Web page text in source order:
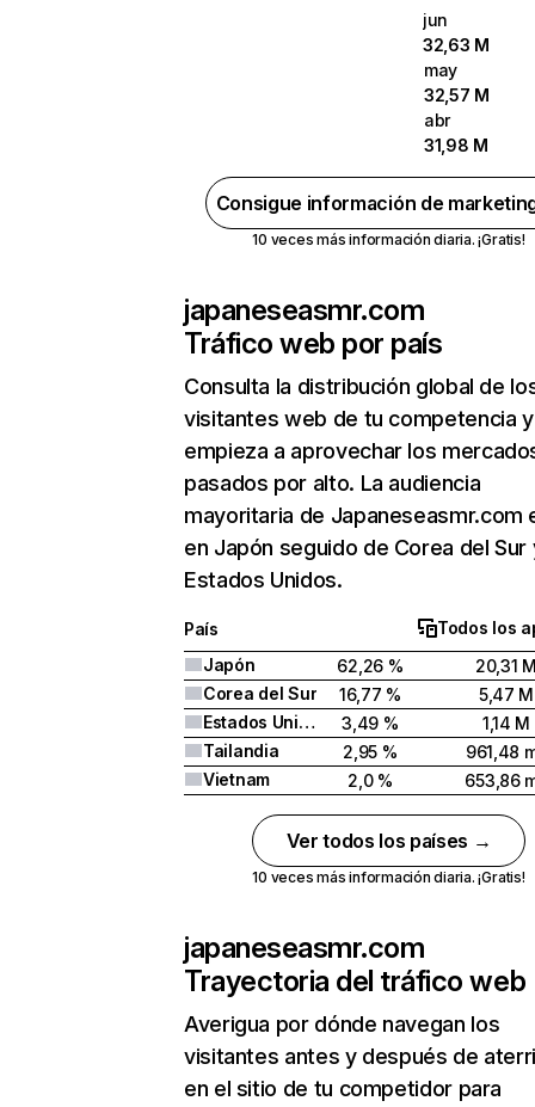
jun
32,63 M
may
32,57 M
abr
31,98 M
Consigue información de
10 veces más información diaria. ¡Gratis!
japaneseasmr.com
Tráfico web por país
Consulta la distribución global de
visitantes web de tu competencia y
empieza a aprovechar los
pasados por alto. La audiencia
mayoritaria de Japaneseasmr.com
en Japón seguido de Corea del Sur
Estados Unidos.
País
Todos los
Japón
62,26 %
20,31
Corea del Sur
16,77 %
5,47 M
Estados Unidos
3,49 %
1,14 M
Tailandia
2,95 %
961,48
Vietnam
2,0 % 653,86
Ver todos los países →
10 veces más información diaria. ¡Gratis!
japaneseasmr.com
Trayectoria del tráfico web
Averigua por dónde navegan los
visitantes antes y después de
en el sitio de tu competidor para